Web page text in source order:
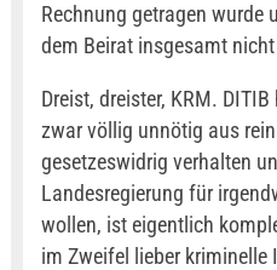
Rechnung getragen wurde
dem Beirat insgesamt
Dreist, dreister, KRM.
zwar völlig unnötig aus
gesetzeswidrig verhalten
Landesregierung für
wollen, ist eigentlich
im Zweifel lieber